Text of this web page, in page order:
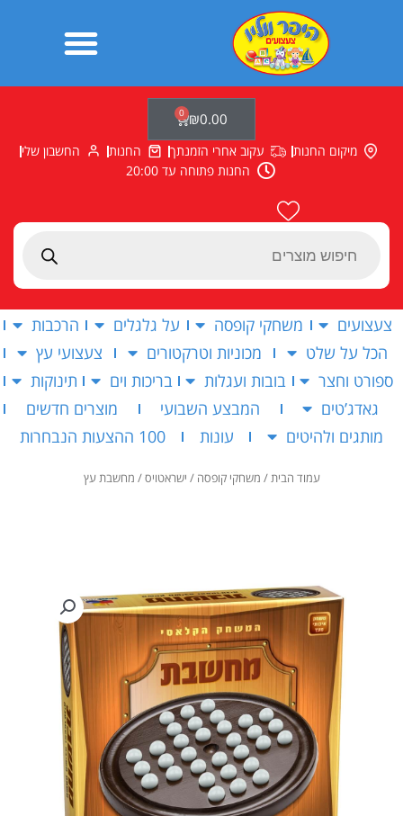
Products
₪0.00
0
עגלת
קניות
מיקום החנות עקוב אחרי הזמנתך החנות
החשבון שלי
החנות פתוחה עד 20:00
צעצועים משחקי קופסה על גלגלים
הרכבות
הכל על שלט
מכוניות וטרקטורים
צעצועי עץ
ספורט וחצר
בובות ועגלות בריכות וים
תינוקות
גאדג’טים
המבצע השבועי
מוצרים חדשים
מותגים ולהיטים
עונות 100 ההצעות הנבחרות
עמוד הבית/ משחקי קופסה / ישראטויס/ מחשבת עץ